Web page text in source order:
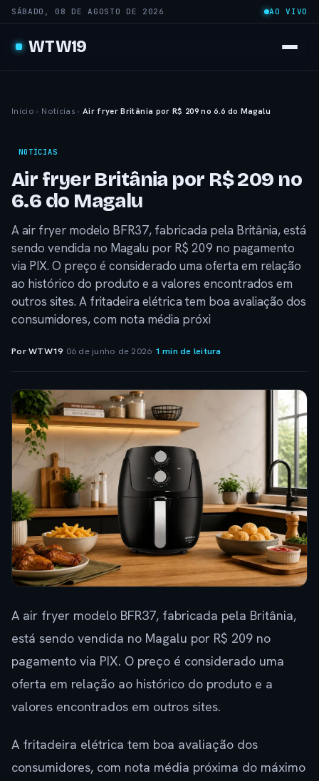
SÁBADO, 08 DE AGOSTO DE 2026 AO VIVO
WTW19
Início › Notícias › Air fryer Britânia por R$ 209 no 6.6 do Magalu
NOTÍCIAS
Air fryer Britânia por R$ 209 no
6.6 do Magalu
A air fryer modelo BFR37, fabricada pela Britânia, está
sendo vendida no Magalu por R$ 209 no pagamento
via PIX. O preço é considerado uma oferta em relação
ao histórico do produto e a valores encontrados em
outros sites. A fritadeira elétrica tem boa avaliação dos
consumidores, com nota média próxi
Por WTW19· 06 de junho de 2026· 1 min de leitura
A air fryer modelo BFR37, fabricada pela Britânia,
está sendo vendida no Magalu por R$ 209 no
pagamento via PIX. O preço é considerado uma
oferta em relação ao histórico do produto e a
valores encontrados em outros sites.
A fritadeira elétrica tem boa avaliação dos
consumidores, com nota média próxima do máximo